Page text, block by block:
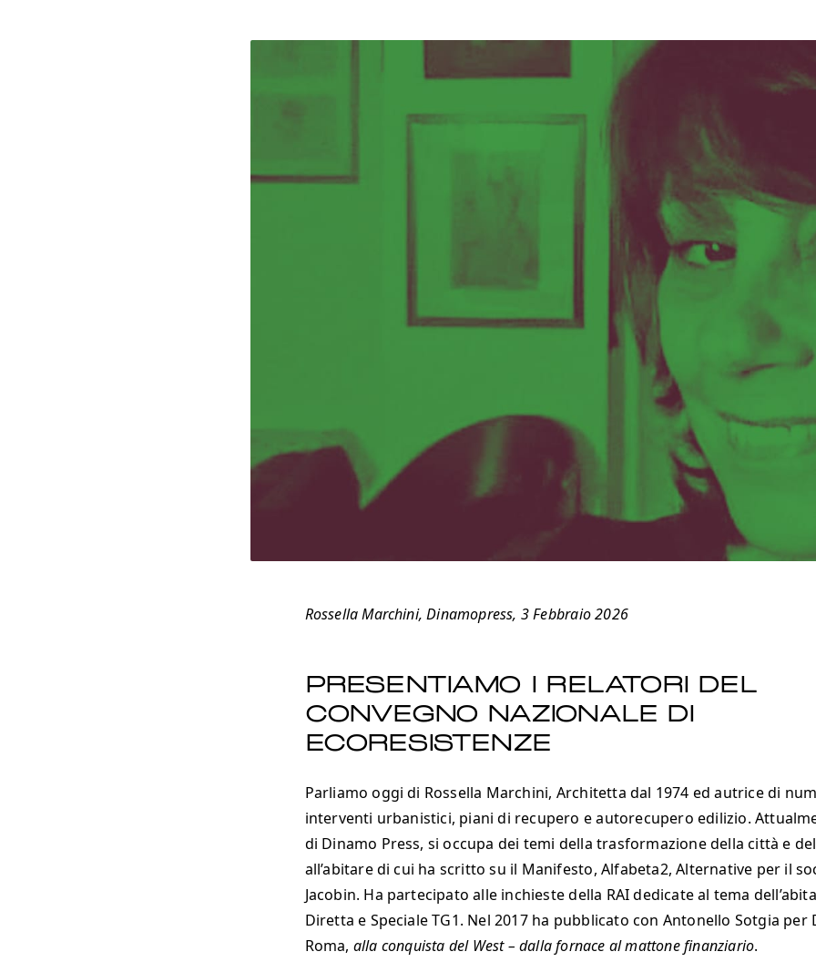
Rossella Marchini, Dinamopress, 3 Febbraio 2026
PRESENTIAMO I RELATORI DEL
CONVEGNO NAZIONALE DI
ECORESISTENZE
Parliamo oggi di Rossella Marchini, Architetta dal 1974 ed autrice di
interventi urbanistici, piani di recupero e autorecupero edilizio.
di Dinamo Press, si occupa dei temi della trasformazione della città e
all’abitare di cui ha scritto su il Manifesto, Alfabeta2, Alternative per il
Jacobin. Ha partecipato alle inchieste della RAI dedicate al tema
Diretta e Speciale TG1. Nel 2017 ha pubblicato con Antonello Sotgia per
Roma, alla conquista del West – dalla fornace al mattone finanziario.